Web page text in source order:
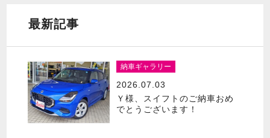
最新記事
納車ギャラリー
2026.07.03
Ｙ様、スイフトのご納車おめ
でとうございます！